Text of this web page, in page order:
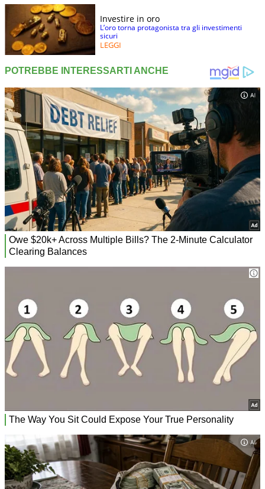
Investire in oro
L’oro torna protagonista tra gli investimenti
sicuri
LEGGI